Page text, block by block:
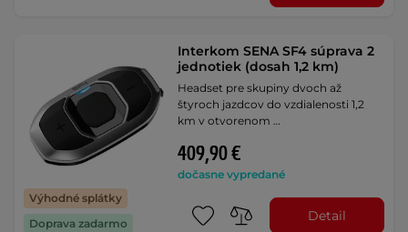
Výhodné splátky
Doprava zadarmo
Interkom SENA SF4 súprava 2
jednotiek (dosah 1,2 km)
Headset pre skupiny dvoch až
štyroch jazdcov do vzdialenosti 1,2
km v otvorenom …
409,90 €
dočasne vypredané
Detail